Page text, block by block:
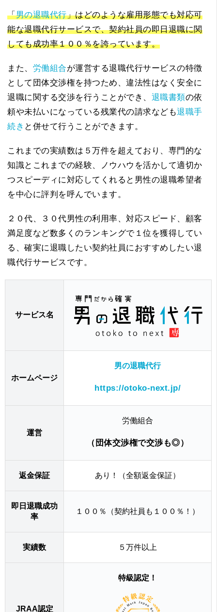
「男の退職代行」はどのような雇用形態でも対応可
能な退職代行サービスで、契約社員の即日退職に関
しても成功率１００％を誇っています。
また、 労働組合が運営する退職代行サービスの特徴
として団体交渉権を持つため、違法性はなく安全に
退職に関する交渉を行うことができ、 退職書類の依
頼や未払いになっている残業代の請求なども退職手
続き と併せて行うことができます。
これまでの実績数は５万件を超えており、専門的な
知識とこれまでの経験、ノウハウを活かして適切か
つスピーディに対応してくれると男性の退職希望者
を中心に評判を呼んでいます。
２０代、３０代男性の利用率、対応スピード、顧客
満足度など数多くのランキングで１位を獲得してい
る、確実に退職したい契約社員におすすめしたい退
職代行サービスです。
サービス名
ホームページ
男の退職代行
https://otoko-next.jp/
運営
労働組合
（団体交渉権で交渉も◎）
返金保証 あり！（全額返金保証）
即日退職成功
率
１００％（契約社員も１００％！）
実績数 ５万件以上
JRAA認定
特級認定！